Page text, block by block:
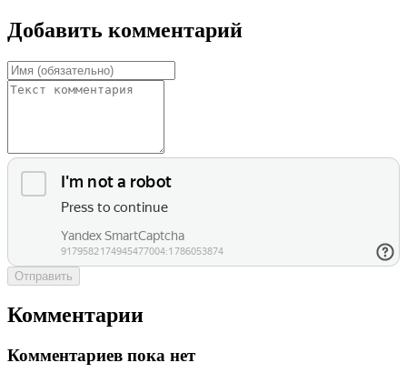
Добавить комментарий
Отправить
Комментарии
Комментариев пока нет